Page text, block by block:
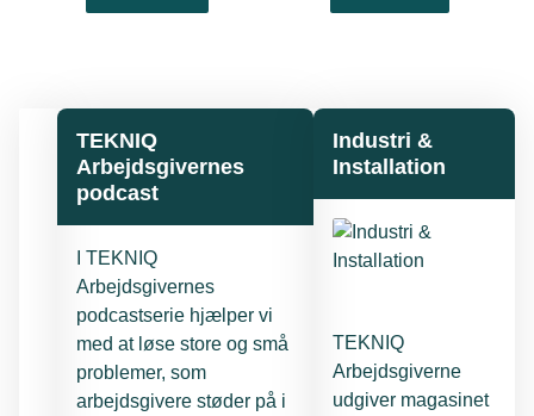
TEKNIQ
Arbejdsgivernes
podcast
I TEKNIQ
Arbejdsgivernes
podcastserie hjælper vi
med at løse store og små
problemer, som
arbejdsgivere støder på i
Industri &
Installation
TEKNIQ
Arbejdsgiverne
udgiver magasinet